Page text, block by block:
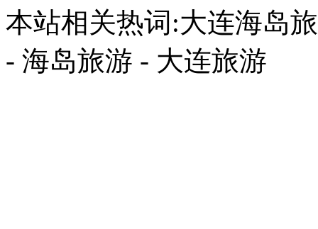
本站相关热词:大连海岛
- 海岛旅游 - 大连旅游